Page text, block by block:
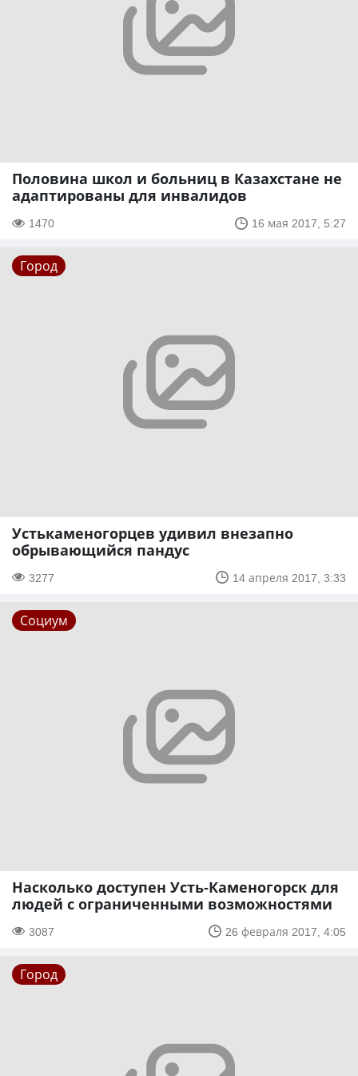
Половина школ и больниц в Казахстане не
адаптированы для инвалидов
1470 16 мая 2017, 5:27
Город
Устькаменогорцев удивил внезапно
обрывающийся пандус
3277 14 апреля 2017, 3:33
Социум
Насколько доступен Усть-Каменогорск для
людей с ограниченными возможностями
3087 26 февраля 2017, 4:05
Город